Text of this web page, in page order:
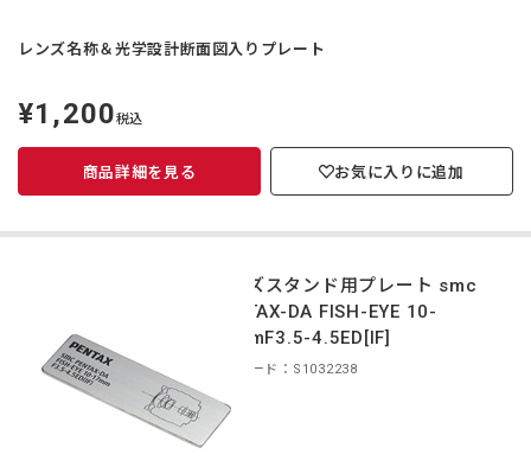
レンズ名称＆光学設計断面図入りプレート
定
価
¥1,200税込
商品詳細を見る お気に入りに追加
レンズスタンド用プレート smc
PENTAX-DA FISH-EYE 10-
17mmF3.5-4.5ED[IF]
商品コード：S1032238